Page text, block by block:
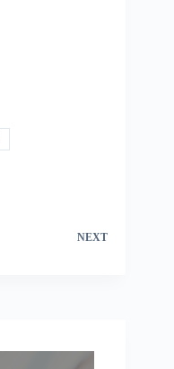
NEXT